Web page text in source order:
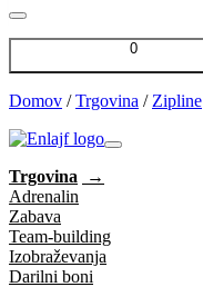
0
Domov /Trgovina / Zipline
Trgovina
Adrenalin
Zabava
Team-building
Izobraževanja
Darilni boni